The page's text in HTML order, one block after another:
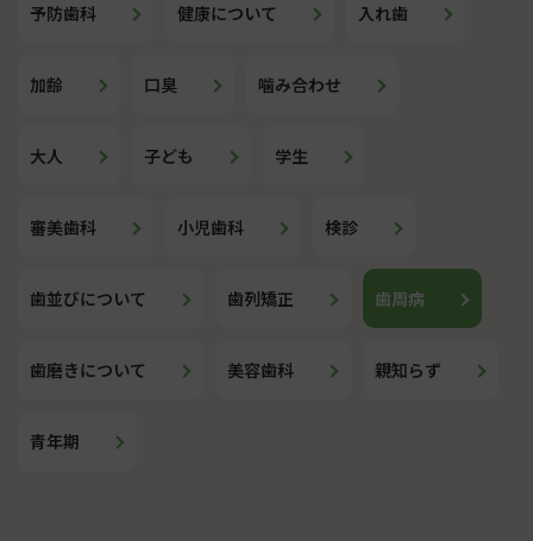
予防歯科 健康について 入れ歯
加齢 口臭 噛み合わせ
大人 子ども 学生
審美歯科 小児歯科 検診
歯並びについて 歯列矯正 歯周病
歯磨きについて 美容歯科 親知らず
青年期